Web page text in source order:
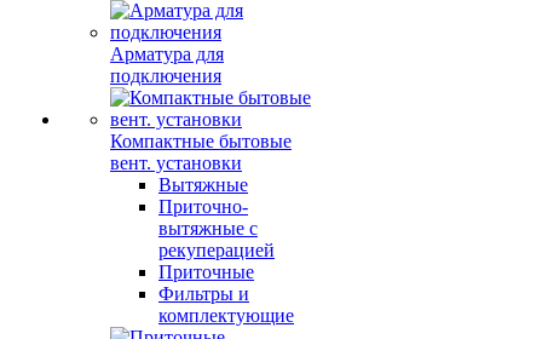
Арматура для
подключения
Компактные бытовые
вент. установки
Вытяжные
Приточно-
вытяжные с
рекуперацией
Приточные
Фильтры и
комплектующие